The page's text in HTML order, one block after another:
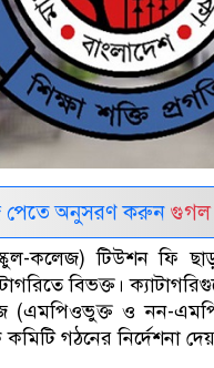
পেতে অনুসরণ করুন গুগল
(স্কুল-কলেজ) টিউশন ফি
বিভক্ত।
ও নন-
গঠনের নির্দেশনা